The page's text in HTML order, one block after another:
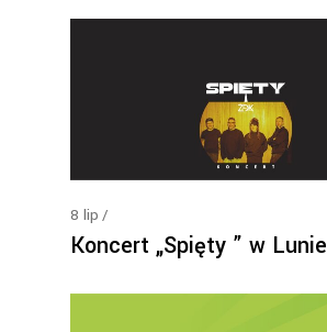
8 lip
Koncert „Spięty ” w Lunie